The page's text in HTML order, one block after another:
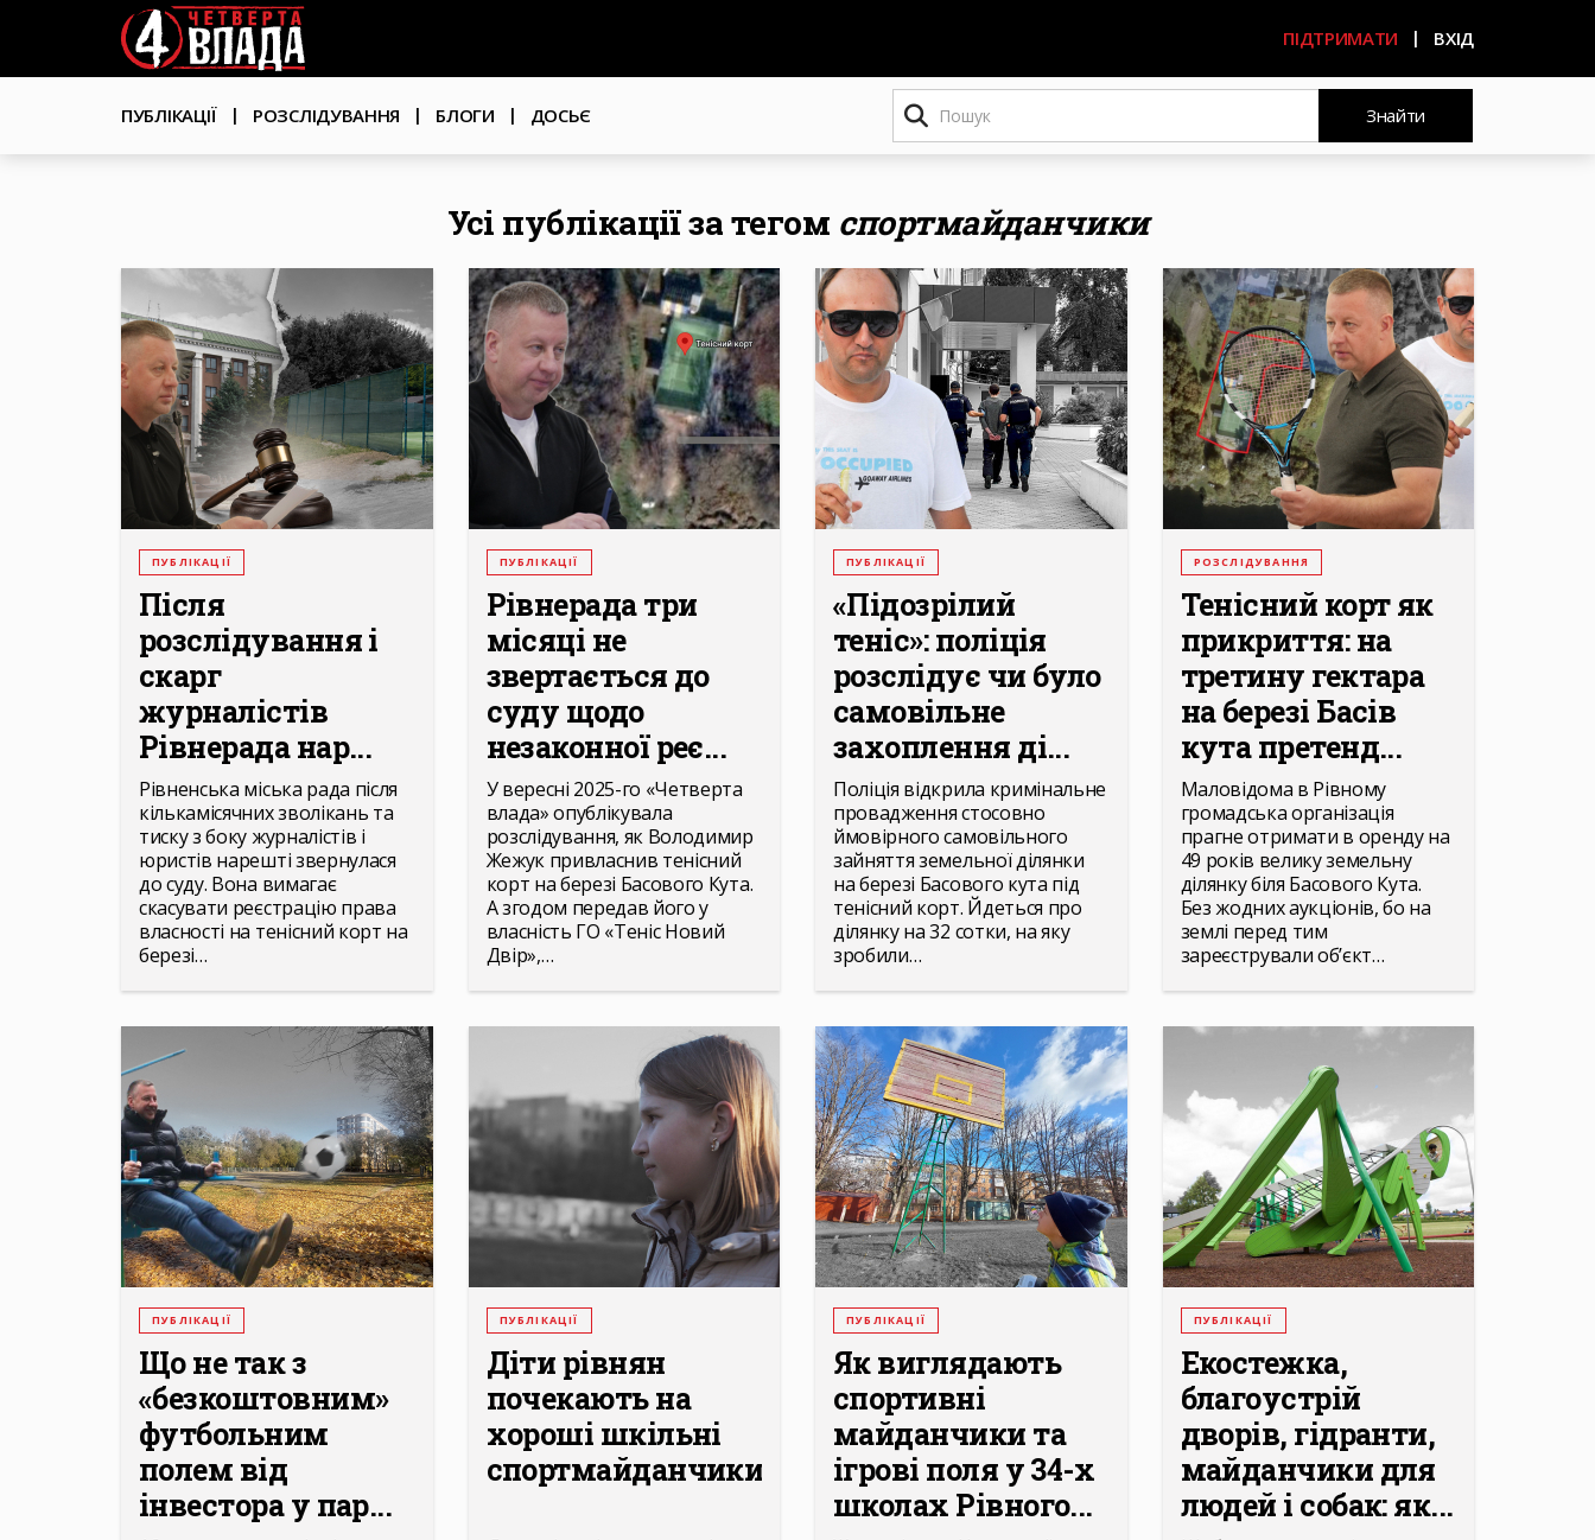
вмісту
User
account
menu
ПІДТРИМАТИ ВХІД
Основна
навіґація
ПУБЛІКАЦІЇ РОЗСЛІДУВАННЯ БЛОГИ ДОСЬЄ
Пошук
Знайти
Усі публікації за тегом спортмайданчики
ПУБЛІКАЦІЇ
Після
розслідування і
скарг
журналістів
Рівнерада нар...
Рівненська міська рада після
кількамісячних зволікань та
тиску з боку журналістів і
юристів нарешті звернулася
до суду. Вона вимагає
скасувати реєстрацію права
власності на тенісний корт на
березі…
ПУБЛІКАЦІЇ
Рівнерада три
місяці не
звертається до
суду щодо
незаконної реє...
У вересні 2025-го «Четверта
влада» опублікувала
розслідування, як Володимир
Жежук привласнив тенісний
корт на березі Басового Кута.
А згодом передав його у
власність ГО «Теніс Новий
Двір»,…
ПУБЛІКАЦІЇ
«Підозрілий
теніс»: поліція
розслідує чи було
самовільне
захоплення ді...
Поліція відкрила кримінальне
провадження стосовно
ймовірного самовільного
зайняття земельної ділянки
на березі Басового кута під
тенісний корт. Йдеться про
ділянку на 32 сотки, на яку
зробили…
РОЗСЛІДУВАННЯ
Тенісний корт як
прикриття: на
третину гектара
на березі Басів
кута претенд...
Маловідома в Рівному
громадська організація
прагне отримати в оренду на
49 років велику земельну
ділянку біля Басового Кута.
Без жодних аукціонів, бо на
землі перед тим
зареєстрували об’єкт…
ПУБЛІКАЦІЇ
Що не так з
«безкоштовним»
футбольним
полем від
інвестора у пар...
ПУБЛІКАЦІЇ
Діти рівнян
почекають на
хороші шкільні
спортмайданчики
ПУБЛІКАЦІЇ
Як виглядають
спортивні
майданчики та
ігрові поля у 34-х
школах Рівного...
ПУБЛІКАЦІЇ
Екостежка,
благоустрій
дворів, гідранти,
майданчики для
людей і собак: як...